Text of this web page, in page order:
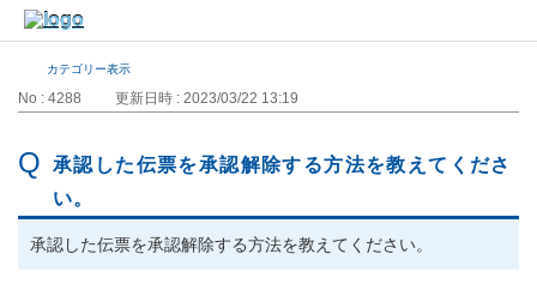
カテゴリー表示
No : 4288 更新日時 : 2023/03/22 13:19
承認した伝票を承認解除する方法を教えてくださ
い。
承認した伝票を承認解除する方法を教えてください。